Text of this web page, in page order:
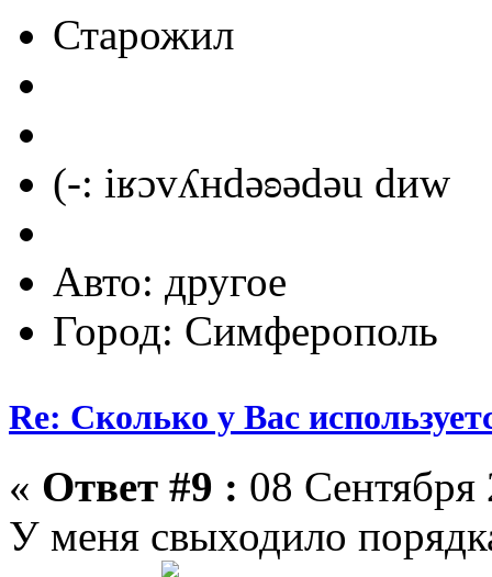
Старожил
(-: iʁɔvʎнdǝʚǝdǝu dиw
Авто: другое
Город: Симферополь
Re: Сколько у Вас
« Ответ #9 : 08
У меня свыходило